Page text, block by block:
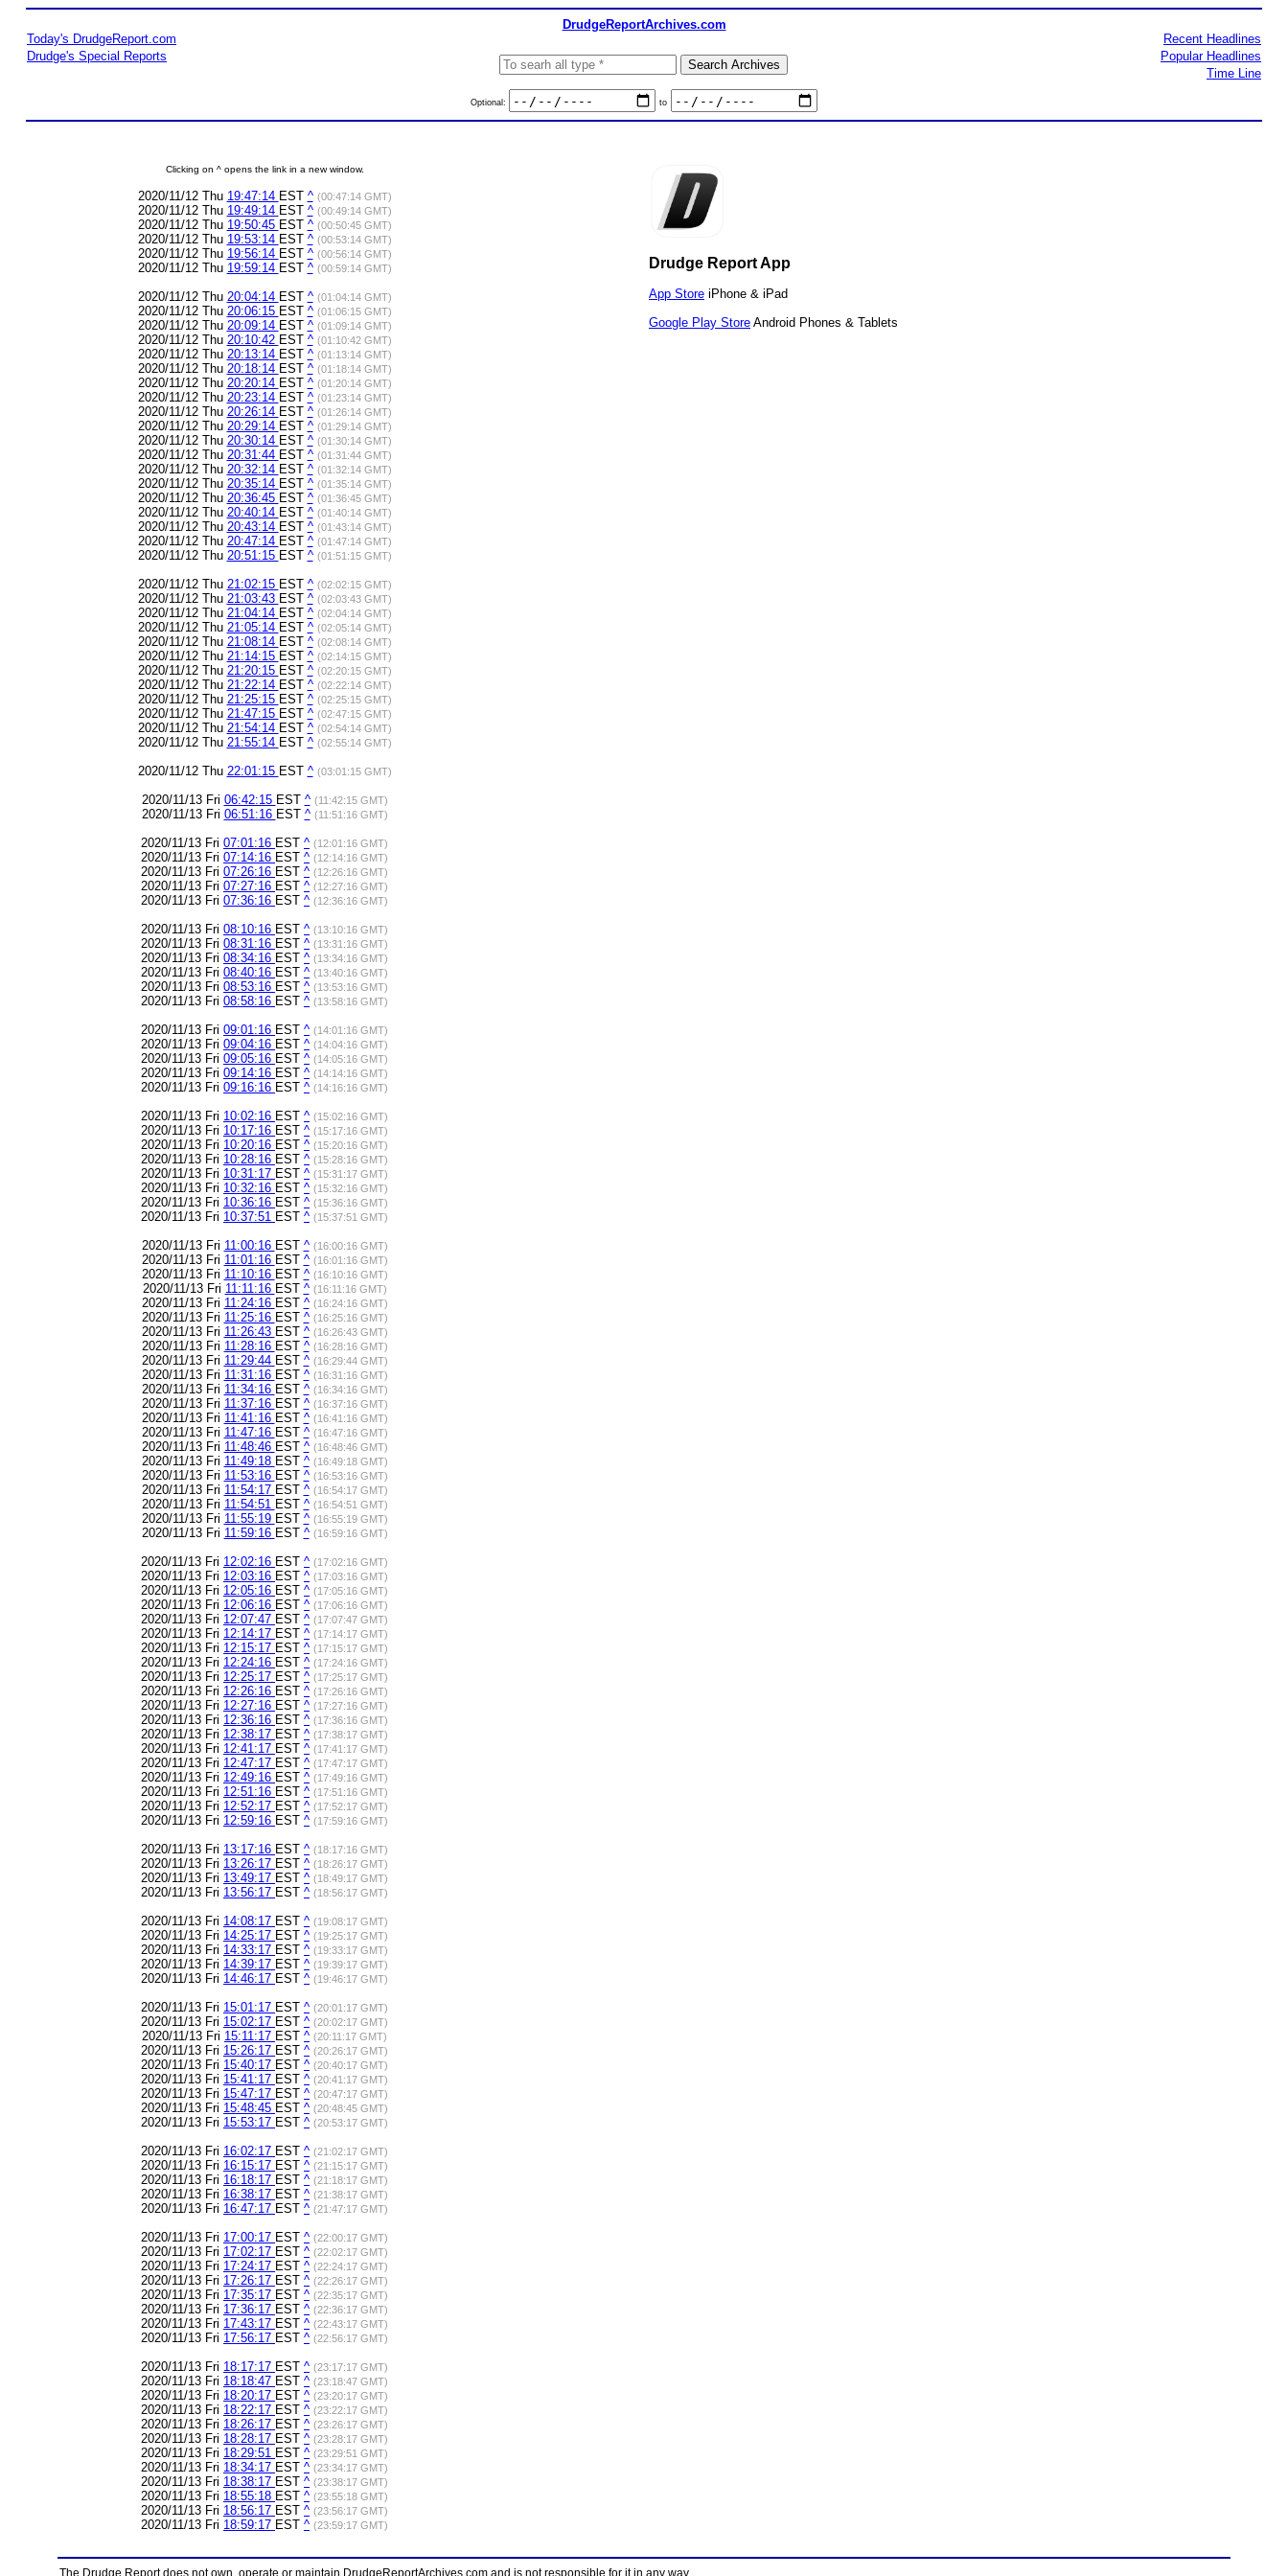
DrudgeReportArchives.com
Today's DrudgeReport.com
Drudge's Special Reports
Optional: to
Recent Headlines
Popular Headlines
Time Line
Clicking on ^ opens the link in a new window.
2020/11/12 Thu 19:47:14 EST ^ (00:47:14 GMT)
2020/11/12 Thu 19:49:14 EST ^ (00:49:14 GMT)
2020/11/12 Thu 19:50:45 EST ^ (00:50:45 GMT)
2020/11/12 Thu 19:53:14 EST ^ (00:53:14 GMT)
2020/11/12 Thu 19:56:14 EST ^ (00:56:14 GMT)
2020/11/12 Thu 19:59:14 EST ^ (00:59:14 GMT)
2020/11/12 Thu 20:04:14 EST ^ (01:04:14 GMT)
2020/11/12 Thu 20:06:15 EST ^ (01:06:15 GMT)
2020/11/12 Thu 20:09:14 EST ^ (01:09:14 GMT)
2020/11/12 Thu 20:10:42 EST ^ (01:10:42 GMT)
2020/11/12 Thu 20:13:14 EST ^ (01:13:14 GMT)
2020/11/12 Thu 20:18:14 EST ^ (01:18:14 GMT)
2020/11/12 Thu 20:20:14 EST ^ (01:20:14 GMT)
2020/11/12 Thu 20:23:14 EST ^ (01:23:14 GMT)
2020/11/12 Thu 20:26:14 EST ^ (01:26:14 GMT)
2020/11/12 Thu 20:29:14 EST ^ (01:29:14 GMT)
2020/11/12 Thu 20:30:14 EST ^ (01:30:14 GMT)
2020/11/12 Thu 20:31:44 EST ^ (01:31:44 GMT)
2020/11/12 Thu 20:32:14 EST ^ (01:32:14 GMT)
2020/11/12 Thu 20:35:14 EST ^ (01:35:14 GMT)
2020/11/12 Thu 20:36:45 EST ^ (01:36:45 GMT)
2020/11/12 Thu 20:40:14 EST ^ (01:40:14 GMT)
2020/11/12 Thu 20:43:14 EST ^ (01:43:14 GMT)
2020/11/12 Thu 20:47:14 EST ^ (01:47:14 GMT)
2020/11/12 Thu 20:51:15 EST ^ (01:51:15 GMT)
2020/11/12 Thu 21:02:15 EST ^ (02:02:15 GMT)
2020/11/12 Thu 21:03:43 EST ^ (02:03:43 GMT)
2020/11/12 Thu 21:04:14 EST ^ (02:04:14 GMT)
2020/11/12 Thu 21:05:14 EST ^ (02:05:14 GMT)
2020/11/12 Thu 21:08:14 EST ^ (02:08:14 GMT)
2020/11/12 Thu 21:14:15 EST ^ (02:14:15 GMT)
2020/11/12 Thu 21:20:15 EST ^ (02:20:15 GMT)
2020/11/12 Thu 21:22:14 EST ^ (02:22:14 GMT)
2020/11/12 Thu 21:25:15 EST ^ (02:25:15 GMT)
2020/11/12 Thu 21:47:15 EST ^ (02:47:15 GMT)
2020/11/12 Thu 21:54:14 EST ^ (02:54:14 GMT)
2020/11/12 Thu 21:55:14 EST ^ (02:55:14 GMT)
2020/11/12 Thu 22:01:15 EST ^ (03:01:15 GMT)
2020/11/13 Fri 06:42:15 EST ^ (11:42:15 GMT)
2020/11/13 Fri 06:51:16 EST ^ (11:51:16 GMT)
2020/11/13 Fri 07:01:16 EST ^ (12:01:16 GMT)
2020/11/13 Fri 07:14:16 EST ^ (12:14:16 GMT)
2020/11/13 Fri 07:26:16 EST ^ (12:26:16 GMT)
2020/11/13 Fri 07:27:16 EST ^ (12:27:16 GMT)
2020/11/13 Fri 07:36:16 EST ^ (12:36:16 GMT)
2020/11/13 Fri 08:10:16 EST ^ (13:10:16 GMT)
2020/11/13 Fri 08:31:16 EST ^ (13:31:16 GMT)
2020/11/13 Fri 08:34:16 EST ^ (13:34:16 GMT)
2020/11/13 Fri 08:40:16 EST ^ (13:40:16 GMT)
2020/11/13 Fri 08:53:16 EST ^ (13:53:16 GMT)
2020/11/13 Fri 08:58:16 EST ^ (13:58:16 GMT)
2020/11/13 Fri 09:01:16 EST ^ (14:01:16 GMT)
2020/11/13 Fri 09:04:16 EST ^ (14:04:16 GMT)
2020/11/13 Fri 09:05:16 EST ^ (14:05:16 GMT)
2020/11/13 Fri 09:14:16 EST ^ (14:14:16 GMT)
2020/11/13 Fri 09:16:16 EST ^ (14:16:16 GMT)
2020/11/13 Fri 10:02:16 EST ^ (15:02:16 GMT)
2020/11/13 Fri 10:17:16 EST ^ (15:17:16 GMT)
2020/11/13 Fri 10:20:16 EST ^ (15:20:16 GMT)
2020/11/13 Fri 10:28:16 EST ^ (15:28:16 GMT)
2020/11/13 Fri 10:31:17 EST ^ (15:31:17 GMT)
2020/11/13 Fri 10:32:16 EST ^ (15:32:16 GMT)
2020/11/13 Fri 10:36:16 EST ^ (15:36:16 GMT)
2020/11/13 Fri 10:37:51 EST ^ (15:37:51 GMT)
2020/11/13 Fri 11:00:16 EST ^ (16:00:16 GMT)
2020/11/13 Fri 11:01:16 EST ^ (16:01:16 GMT)
2020/11/13 Fri 11:10:16 EST ^ (16:10:16 GMT)
2020/11/13 Fri 11:11:16 EST ^ (16:11:16 GMT)
2020/11/13 Fri 11:24:16 EST ^ (16:24:16 GMT)
2020/11/13 Fri 11:25:16 EST ^ (16:25:16 GMT)
2020/11/13 Fri 11:26:43 EST ^ (16:26:43 GMT)
2020/11/13 Fri 11:28:16 EST ^ (16:28:16 GMT)
2020/11/13 Fri 11:29:44 EST ^ (16:29:44 GMT)
2020/11/13 Fri 11:31:16 EST ^ (16:31:16 GMT)
2020/11/13 Fri 11:34:16 EST ^ (16:34:16 GMT)
2020/11/13 Fri 11:37:16 EST ^ (16:37:16 GMT)
2020/11/13 Fri 11:41:16 EST ^ (16:41:16 GMT)
2020/11/13 Fri 11:47:16 EST ^ (16:47:16 GMT)
2020/11/13 Fri 11:48:46 EST ^ (16:48:46 GMT)
2020/11/13 Fri 11:49:18 EST ^ (16:49:18 GMT)
2020/11/13 Fri 11:53:16 EST ^ (16:53:16 GMT)
2020/11/13 Fri 11:54:17 EST ^ (16:54:17 GMT)
2020/11/13 Fri 11:54:51 EST ^ (16:54:51 GMT)
2020/11/13 Fri 11:55:19 EST ^ (16:55:19 GMT)
2020/11/13 Fri 11:59:16 EST ^ (16:59:16 GMT)
2020/11/13 Fri 12:02:16 EST ^ (17:02:16 GMT)
2020/11/13 Fri 12:03:16 EST ^ (17:03:16 GMT)
2020/11/13 Fri 12:05:16 EST ^ (17:05:16 GMT)
2020/11/13 Fri 12:06:16 EST ^ (17:06:16 GMT)
2020/11/13 Fri 12:07:47 EST ^ (17:07:47 GMT)
2020/11/13 Fri 12:14:17 EST ^ (17:14:17 GMT)
2020/11/13 Fri 12:15:17 EST ^ (17:15:17 GMT)
2020/11/13 Fri 12:24:16 EST ^ (17:24:16 GMT)
2020/11/13 Fri 12:25:17 EST ^ (17:25:17 GMT)
2020/11/13 Fri 12:26:16 EST ^ (17:26:16 GMT)
2020/11/13 Fri 12:27:16 EST ^ (17:27:16 GMT)
2020/11/13 Fri 12:36:16 EST ^ (17:36:16 GMT)
2020/11/13 Fri 12:38:17 EST ^ (17:38:17 GMT)
2020/11/13 Fri 12:41:17 EST ^ (17:41:17 GMT)
2020/11/13 Fri 12:47:17 EST ^ (17:47:17 GMT)
2020/11/13 Fri 12:49:16 EST ^ (17:49:16 GMT)
2020/11/13 Fri 12:51:16 EST ^ (17:51:16 GMT)
2020/11/13 Fri 12:52:17 EST ^ (17:52:17 GMT)
2020/11/13 Fri 12:59:16 EST ^ (17:59:16 GMT)
2020/11/13 Fri 13:17:16 EST ^ (18:17:16 GMT)
2020/11/13 Fri 13:26:17 EST ^ (18:26:17 GMT)
2020/11/13 Fri 13:49:17 EST ^ (18:49:17 GMT)
2020/11/13 Fri 13:56:17 EST ^ (18:56:17 GMT)
2020/11/13 Fri 14:08:17 EST ^ (19:08:17 GMT)
2020/11/13 Fri 14:25:17 EST ^ (19:25:17 GMT)
2020/11/13 Fri 14:33:17 EST ^ (19:33:17 GMT)
2020/11/13 Fri 14:39:17 EST ^ (19:39:17 GMT)
2020/11/13 Fri 14:46:17 EST ^ (19:46:17 GMT)
2020/11/13 Fri 15:01:17 EST ^ (20:01:17 GMT)
2020/11/13 Fri 15:02:17 EST ^ (20:02:17 GMT)
2020/11/13 Fri 15:11:17 EST ^ (20:11:17 GMT)
2020/11/13 Fri 15:26:17 EST ^ (20:26:17 GMT)
2020/11/13 Fri 15:40:17 EST ^ (20:40:17 GMT)
2020/11/13 Fri 15:41:17 EST ^ (20:41:17 GMT)
2020/11/13 Fri 15:47:17 EST ^ (20:47:17 GMT)
2020/11/13 Fri 15:48:45 EST ^ (20:48:45 GMT)
2020/11/13 Fri 15:53:17 EST ^ (20:53:17 GMT)
2020/11/13 Fri 16:02:17 EST ^ (21:02:17 GMT)
2020/11/13 Fri 16:15:17 EST ^ (21:15:17 GMT)
2020/11/13 Fri 16:18:17 EST ^ (21:18:17 GMT)
2020/11/13 Fri 16:38:17 EST ^ (21:38:17 GMT)
2020/11/13 Fri 16:47:17 EST ^ (21:47:17 GMT)
2020/11/13 Fri 17:00:17 EST ^ (22:00:17 GMT)
2020/11/13 Fri 17:02:17 EST ^ (22:02:17 GMT)
2020/11/13 Fri 17:24:17 EST ^ (22:24:17 GMT)
2020/11/13 Fri 17:26:17 EST ^ (22:26:17 GMT)
2020/11/13 Fri 17:35:17 EST ^ (22:35:17 GMT)
2020/11/13 Fri 17:36:17 EST ^ (22:36:17 GMT)
2020/11/13 Fri 17:43:17 EST ^ (22:43:17 GMT)
2020/11/13 Fri 17:56:17 EST ^ (22:56:17 GMT)
2020/11/13 Fri 18:17:17 EST ^ (23:17:17 GMT)
2020/11/13 Fri 18:18:47 EST ^ (23:18:47 GMT)
2020/11/13 Fri 18:20:17 EST ^ (23:20:17 GMT)
2020/11/13 Fri 18:22:17 EST ^ (23:22:17 GMT)
2020/11/13 Fri 18:26:17 EST ^ (23:26:17 GMT)
2020/11/13 Fri 18:28:17 EST ^ (23:28:17 GMT)
2020/11/13 Fri 18:29:51 EST ^ (23:29:51 GMT)
2020/11/13 Fri 18:34:17 EST ^ (23:34:17 GMT)
2020/11/13 Fri 18:38:17 EST ^ (23:38:17 GMT)
2020/11/13 Fri 18:55:18 EST ^ (23:55:18 GMT)
2020/11/13 Fri 18:56:17 EST ^ (23:56:17 GMT)
2020/11/13 Fri 18:59:17 EST ^ (23:59:17 GMT)
Drudge Report App
App Store iPhone & iPad
Google Play Store Android Phones & Tablets
The Drudge Report does not own, operate or maintain DrudgeReportArchives.com and is not responsible for it in any way.